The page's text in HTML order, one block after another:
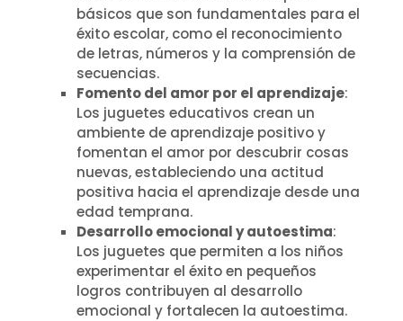
básicos que son fundamentales para el
éxito escolar, como el reconocimiento
de letras, números y la comprensión de
secuencias.
Fomento del amor por el aprendizaje:
Los juguetes educativos crean un
ambiente de aprendizaje positivo y
fomentan el amor por descubrir cosas
nuevas, estableciendo una actitud
positiva hacia el aprendizaje desde una
edad temprana.
Desarrollo emocional y autoestima:
Los juguetes que permiten a los niños
experimentar el éxito en pequeños
logros contribuyen al desarrollo
emocional y fortalecen la autoestima.